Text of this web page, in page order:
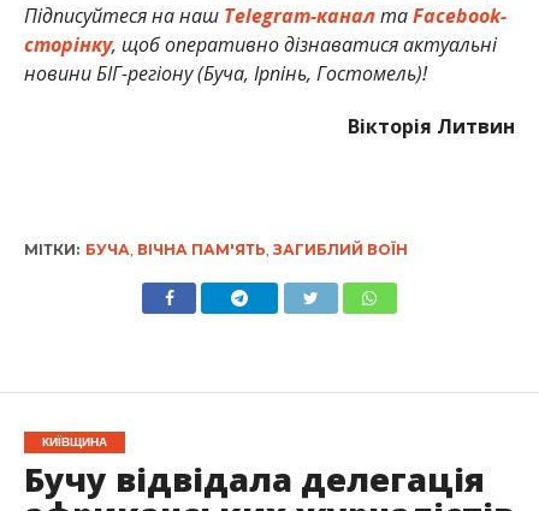
Підписуйтеся на наш Telegram-каналтаFacebook-
сторінку, щоб оперативно дізнаватися актуальні
новини БІГ-регіону (Буча, Ірпінь, Гостомель)!
Вікторія Литвин
МІТКИ: БУЧА ВІЧНА ПАМ'ЯТЬ ЗАГИБЛИЙ ВОЇН
КИЇВЩИНА
Бучу відвідала делегація